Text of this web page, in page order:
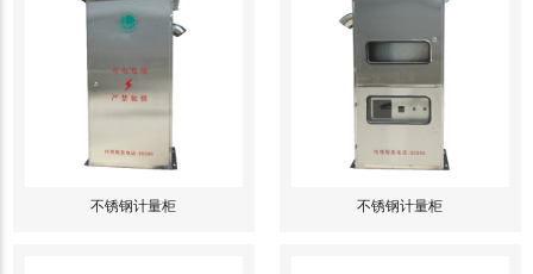
不锈钢计量柜 不锈钢计量柜